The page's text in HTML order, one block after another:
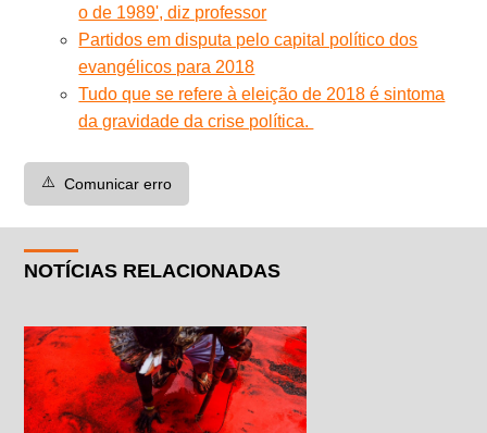
o de 1989', diz professor
Partidos em disputa pelo capital político dos
evangélicos para 2018
Tudo que se refere à eleição de 2018 é sintoma
da gravidade da crise política.
⚠️ Comunicar erro
NOTÍCIAS RELACIONADAS